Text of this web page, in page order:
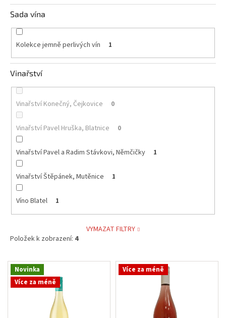
Sada vína
Kolekce jemně perlivých vín 1
Vinařství
Vinařství Konečný, Čejkovice 0
Vinařství Pavel Hruška, Blatnice 0
Vinařství Pavel a Radim Stávkovi, Němčičky 1
Vinařství Štěpánek, Mutěnice 1
Víno Blatel 1
VYMAZAT FILTRY
Položek k zobrazení: 4
V Novinka
Více za méně
Více za méně